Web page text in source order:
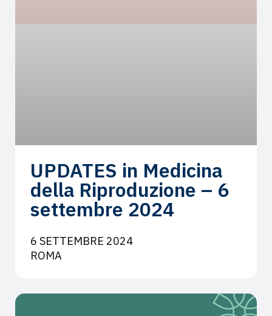
UPDATES in Medicina
della Riproduzione – 6
settembre 2024
6 SETTEMBRE 2024
ROMA